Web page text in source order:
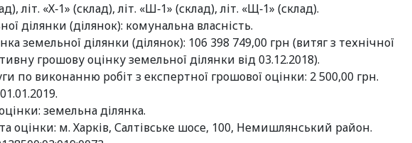
літ. «Х‑1» (склад), літ. «Ш‑1» (склад), літ. «Щ‑1» (склад).
ділянки (ділянок): комунальна власність.
земельної ділянки (ділянок): 106 398 749,00 грн (витяг з технічної
грошову оцінку земельної ділянки від 03.12.2018).
по виконанню робіт з експертної грошової оцінки: 2 500,00 грн.
земельна ділянка.
оцінки: м. Харків, Салтівське шосе, 100, Немишлянський район.